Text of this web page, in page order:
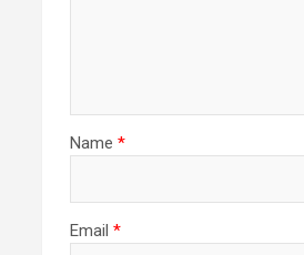
Name *
Email *